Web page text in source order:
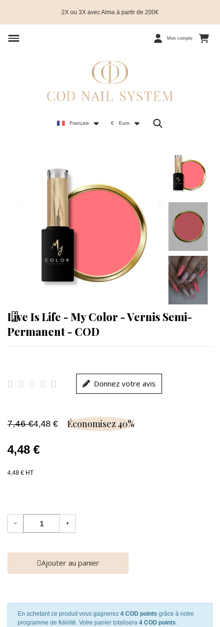
2X ou 3X avec Alma à partir de 200€
Mon compte
Français € Euro
Live Is Life - My Color - Vernis Semi-
Permanent - COD
     Donnez votre avis
7,46 €4,48 € Économisez 40%
4,48 €
4,48 € HT
− +
Ajouter au panier
En achetant ce produit vous gagnerez 4 COD points grâce à notre
programme de fidélité. Votre panier totalisera 4 COD points.